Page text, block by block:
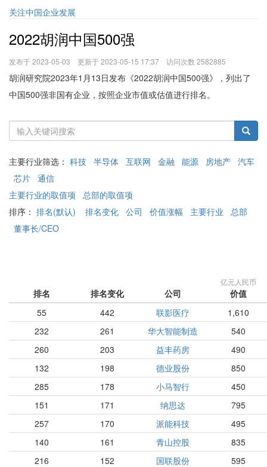
关注中国企业发展
2022胡润中国500强
发布于 2023-05-03 更新于 2023-05-15 17:37 访问次数 2582885
胡润研究院2023年1月13日发布《2022胡润中国500强》，列出了
中国500强非国有企业，按照企业市值或估值进行排名。
主要行业筛选： 科技 半导体 互联网 金融 能源 房地产 汽车
芯片 通信
主要行业的取值项
总部的取值项
排序： 排名(默认) 排名变化 公司 价值涨幅 主要行业
总部
董事长/CEO
排名 排名变化 公司
亿元人民币
价值
55
442 联影医疗
1,610
232
261 华大智能制造
540
260
203 益丰药房
490
132
198 德业股份
850
285
178 小马智行
450
151
171 纳思达
795
257
170 派能科技
495
140
161 青山控股
835
216
152 国联股份
595